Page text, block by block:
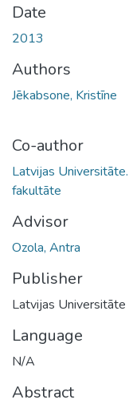
Date
2013
Authors
Jēkabsone, Kristīne
Co-author
Latvijas
fakultāte
Advisor
Ozola, Antra
Publisher
Latvijas Universitāte
Language
N/A
Abstract